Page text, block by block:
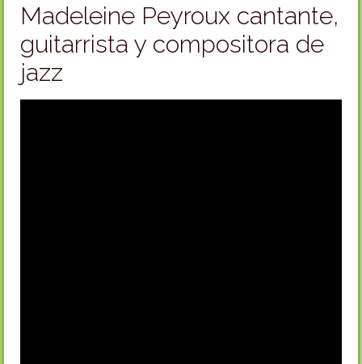
Madeleine Peyroux cantante,
guitarrista y compositora de
jazz